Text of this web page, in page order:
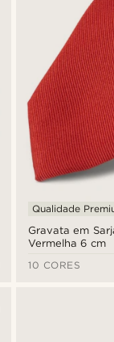
Gravata em
Vermelha 6 cm
Qualidade
10 CORES